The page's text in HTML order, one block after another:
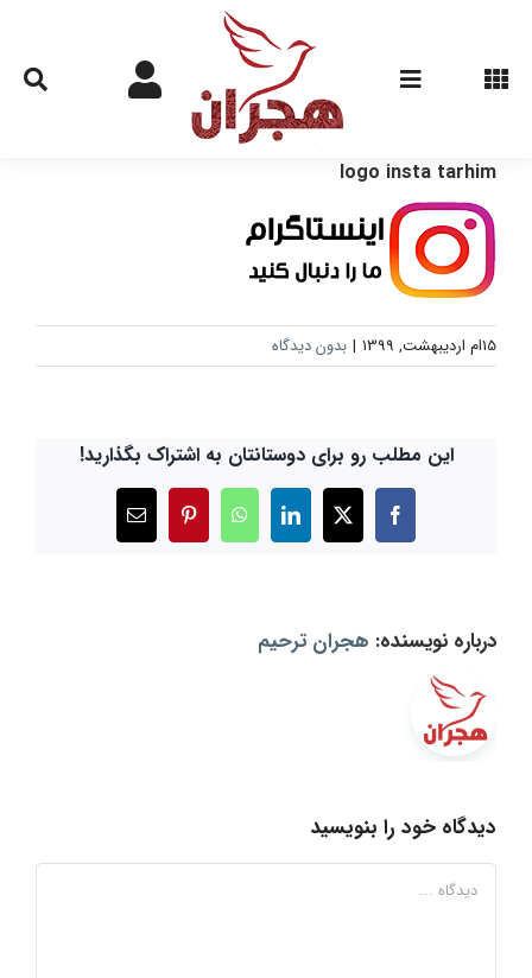
content
logo insta tarhim
15ام اردیبهشت, 1399 | بدون دیدگاه
این مطلب رو برای دوستانتان به اشتراک بگذارید!
Facebook
X
LinkedIn
WhatsApp
Pinterest
درباره نویسنده: هجران ترحیم
دیدگاه خود را بنویسید
دیدگاه